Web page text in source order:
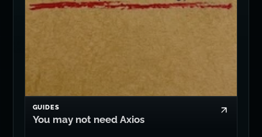
GUIDES
You may not need Axios